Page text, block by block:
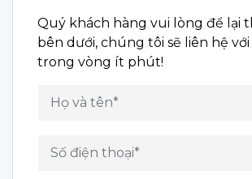
Quý khách hàng vui lòng để lại
bên dưới, chúng tôi sẽ liên hệ
trong vòng ít phút!